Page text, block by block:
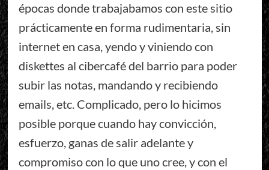
épocas donde trabajabamos con este sitio
prácticamente en forma rudimentaria, sin
internet en casa, yendo y viniendo con
diskettes al cibercafé del barrio para poder
subir las notas, mandando y recibiendo
emails, etc. Complicado, pero lo hicimos
posible porque cuando hay convicción,
esfuerzo, ganas de salir adelante y
compromiso con lo que uno cree, y con el